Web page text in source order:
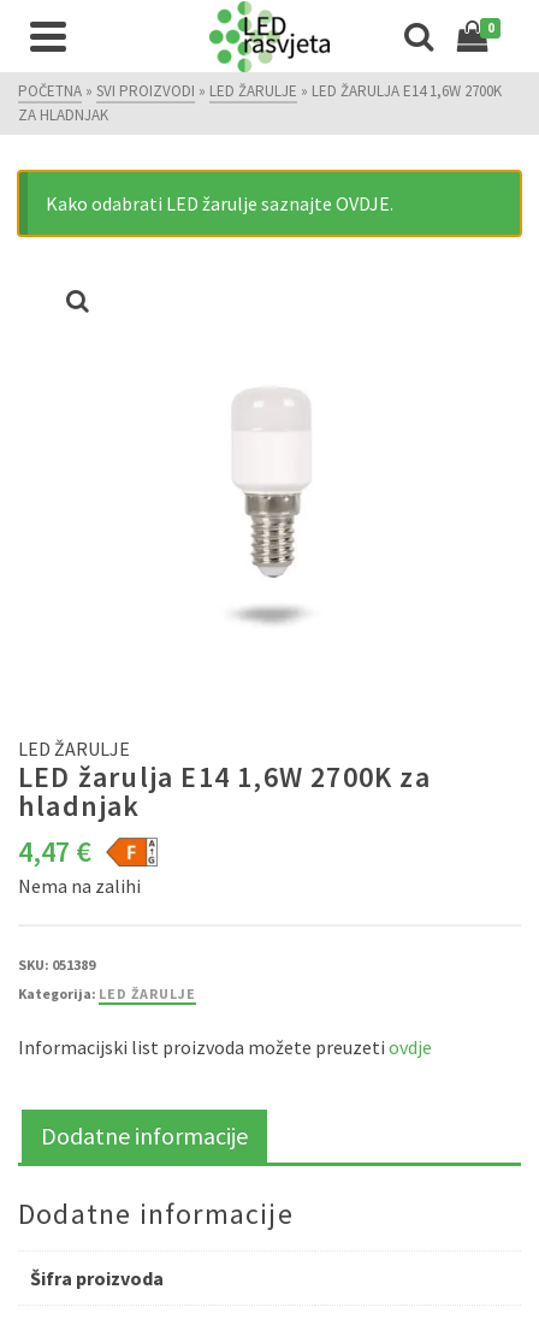
0
POČETNA » SVI PROIZVODI » LED ŽARULJE » LED ŽARULJA E14 1,6W 2700K
ZA HLADNJAK
Kako odabrati LED žarulje saznajte OVDJE.
LED ŽARULJE
LED žarulja E14 1,6W 2700K za
hladnjak
4,47 €
Nema na zalihi
SKU: 051389
Kategorija: LED ŽARULJE
Informacijski list proizvoda možete preuzeti ovdje
Dodatne informacije
Dodatne informacije
Šifra proizvoda